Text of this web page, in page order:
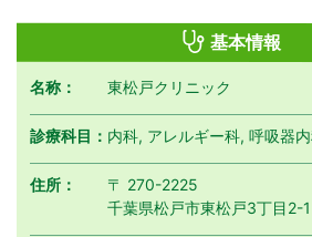
基本情報
名称： 東松戸クリニック
診療科目： 内科, アレルギー科, 呼吸器
住所：
〒 270-2225
千葉県松戸市東松戸3丁目2-